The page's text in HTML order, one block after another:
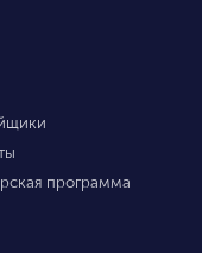
программа